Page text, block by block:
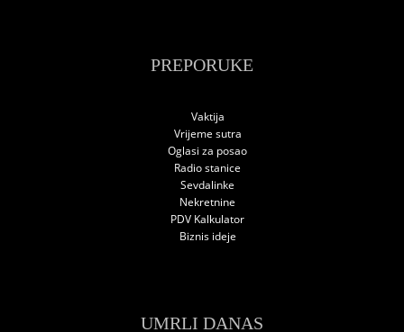
PREPORUKE
Vaktija
Vrijeme sutra
Oglasi za posao
Radio stanice
Sevdalinke
Nekretnine
PDV Kalkulator
Biznis ideje
UMRLI DANAS